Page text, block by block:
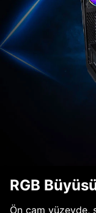
RGB
Ön cam yüzeyde,